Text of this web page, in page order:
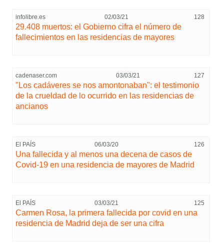
infolibre.es 02/03/21 128
29.408 muertos: el Gobierno cifra el número de
fallecimientos en las residencias de mayores
cadenaser.com 03/03/21 127
"Los cadáveres se nos amontonaban": el testimonio
de la crueldad de lo ocurrido en las residencias de
ancianos
El PAÍS 06/03/20 126
Una fallecida y al menos una decena de casos de
Covid-19 en una residencia de mayores de Madrid
El PAÍS 03/03/21 125
Carmen Rosa, la primera fallecida por covid en una
residencia de Madrid deja de ser una cifra